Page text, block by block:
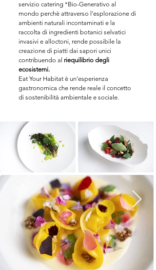
servizio catering *Bio-Generativo al
mondo perchè attraverso l'esplorazione di
ambienti naturali incontaminati e la
raccolta di ingredienti botanici selvatici
invasivi e alloctoni, rende possibile la
creazione di piatti dai sapori unici
contribuendo al riequilibrio degli
ecosistemi.
Eat Your Habitat è un’esperienza
gastronomica che rende reale il concetto
di sostenibilità ambientale e sociale.